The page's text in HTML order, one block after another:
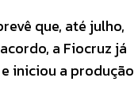
que, até julho,
a Fiocruz já
iniciou a produção